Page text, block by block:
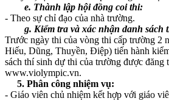
e. Thành lập hội đồng coi thi:
- Theo sự chỉ đạo của nhà trường.
g. Kiểm tra và xác nhận danh sách
Trước ngày thi của vòng thi cấp trường 2
Hiếu, Dũng, Thuyền, Điệp) tiến hành
sách thí sinh dự thi của trường được đăng
www.violympic.vn.
5. Phân công nhiệm vụ:
- Giáo viên chủ nhiệm kết hợp với giáo